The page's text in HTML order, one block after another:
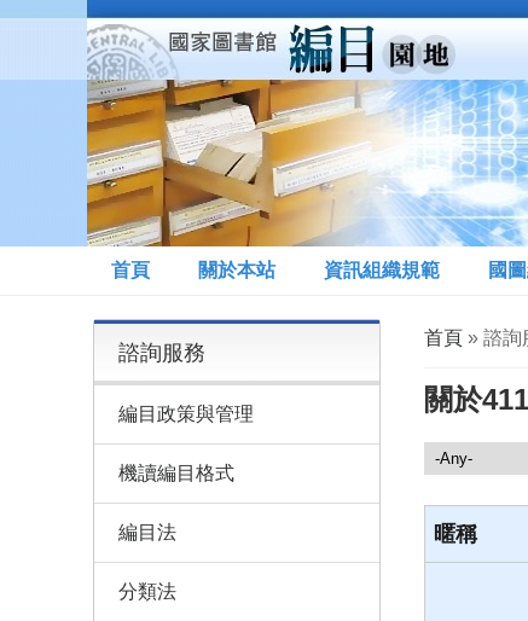
移至主內容
首頁 關於本站 資訊組織規範 國
您在這
首頁» 諮詢
關於
諮詢服務
暱稱
諮詢服務
編目政策與管理
機讀編目格式
編目法
分類法